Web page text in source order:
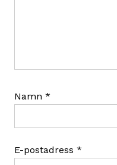
Namn *
E-postadress *